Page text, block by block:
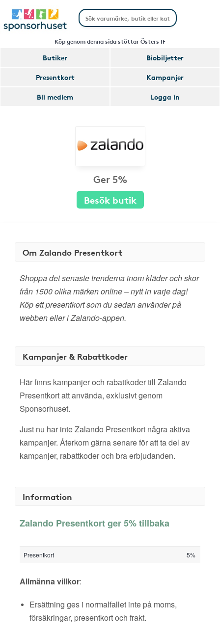
Köp genom denna sida stöttar Östers IF
Butiker
Biobiljetter
Presentkort
Kampanjer
Bli medlem
Logga in
Ger 5%
Besök butik
Om Zalando Presentkort
Shoppa det senaste trenderna inom kläder och skor
från 1500 olika märken online – nytt in varje dag!
Köp ett presentkort som du sedan använder på
webben eller i Zalando-appen.
Kampanjer & Rabattkoder
Här finns kampanjer och rabattkoder till Zalando
Presentkort att använda, exklusivt genom
Sponsorhuset.
Just nu har inte Zalando Presentkort några aktiva
kampanjer. Återkom gärna senare för att ta del av
kampanjer, rabattkoder och bra erbjudanden.
Information
Zalando Presentkort ger 5% tillbaka
Presentkort 5%
Allmänna villkor:
Ersättning ges i normalfallet inte på moms,
försäkringar, presentkort och frakt.